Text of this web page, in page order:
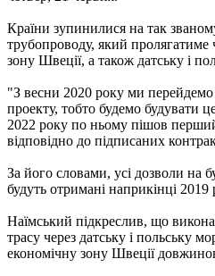
Країни зупинилися на так
трубопроводу, який пролягатиме
зону Швеції, а також датську і
"З весни 2020 року ми перейдемо
проекту, тобто будемо будувати
2022 року по ньому пішов
відповідно до підписаних
За його словами, усі дозволи на
будуть отримані наприкінці
Наїмський підкреслив, що
трасу через датську і польську
економічну зону Швеції